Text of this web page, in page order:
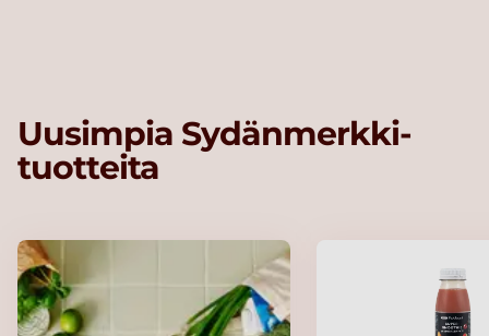
Uusimpia Sydänmerkki-
tuotteita